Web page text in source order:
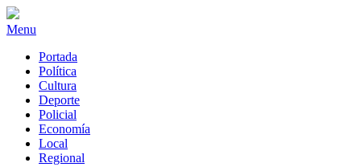
Menu
Portada
Política
Cultura
Deporte
Policial
Economía
Local
Regional